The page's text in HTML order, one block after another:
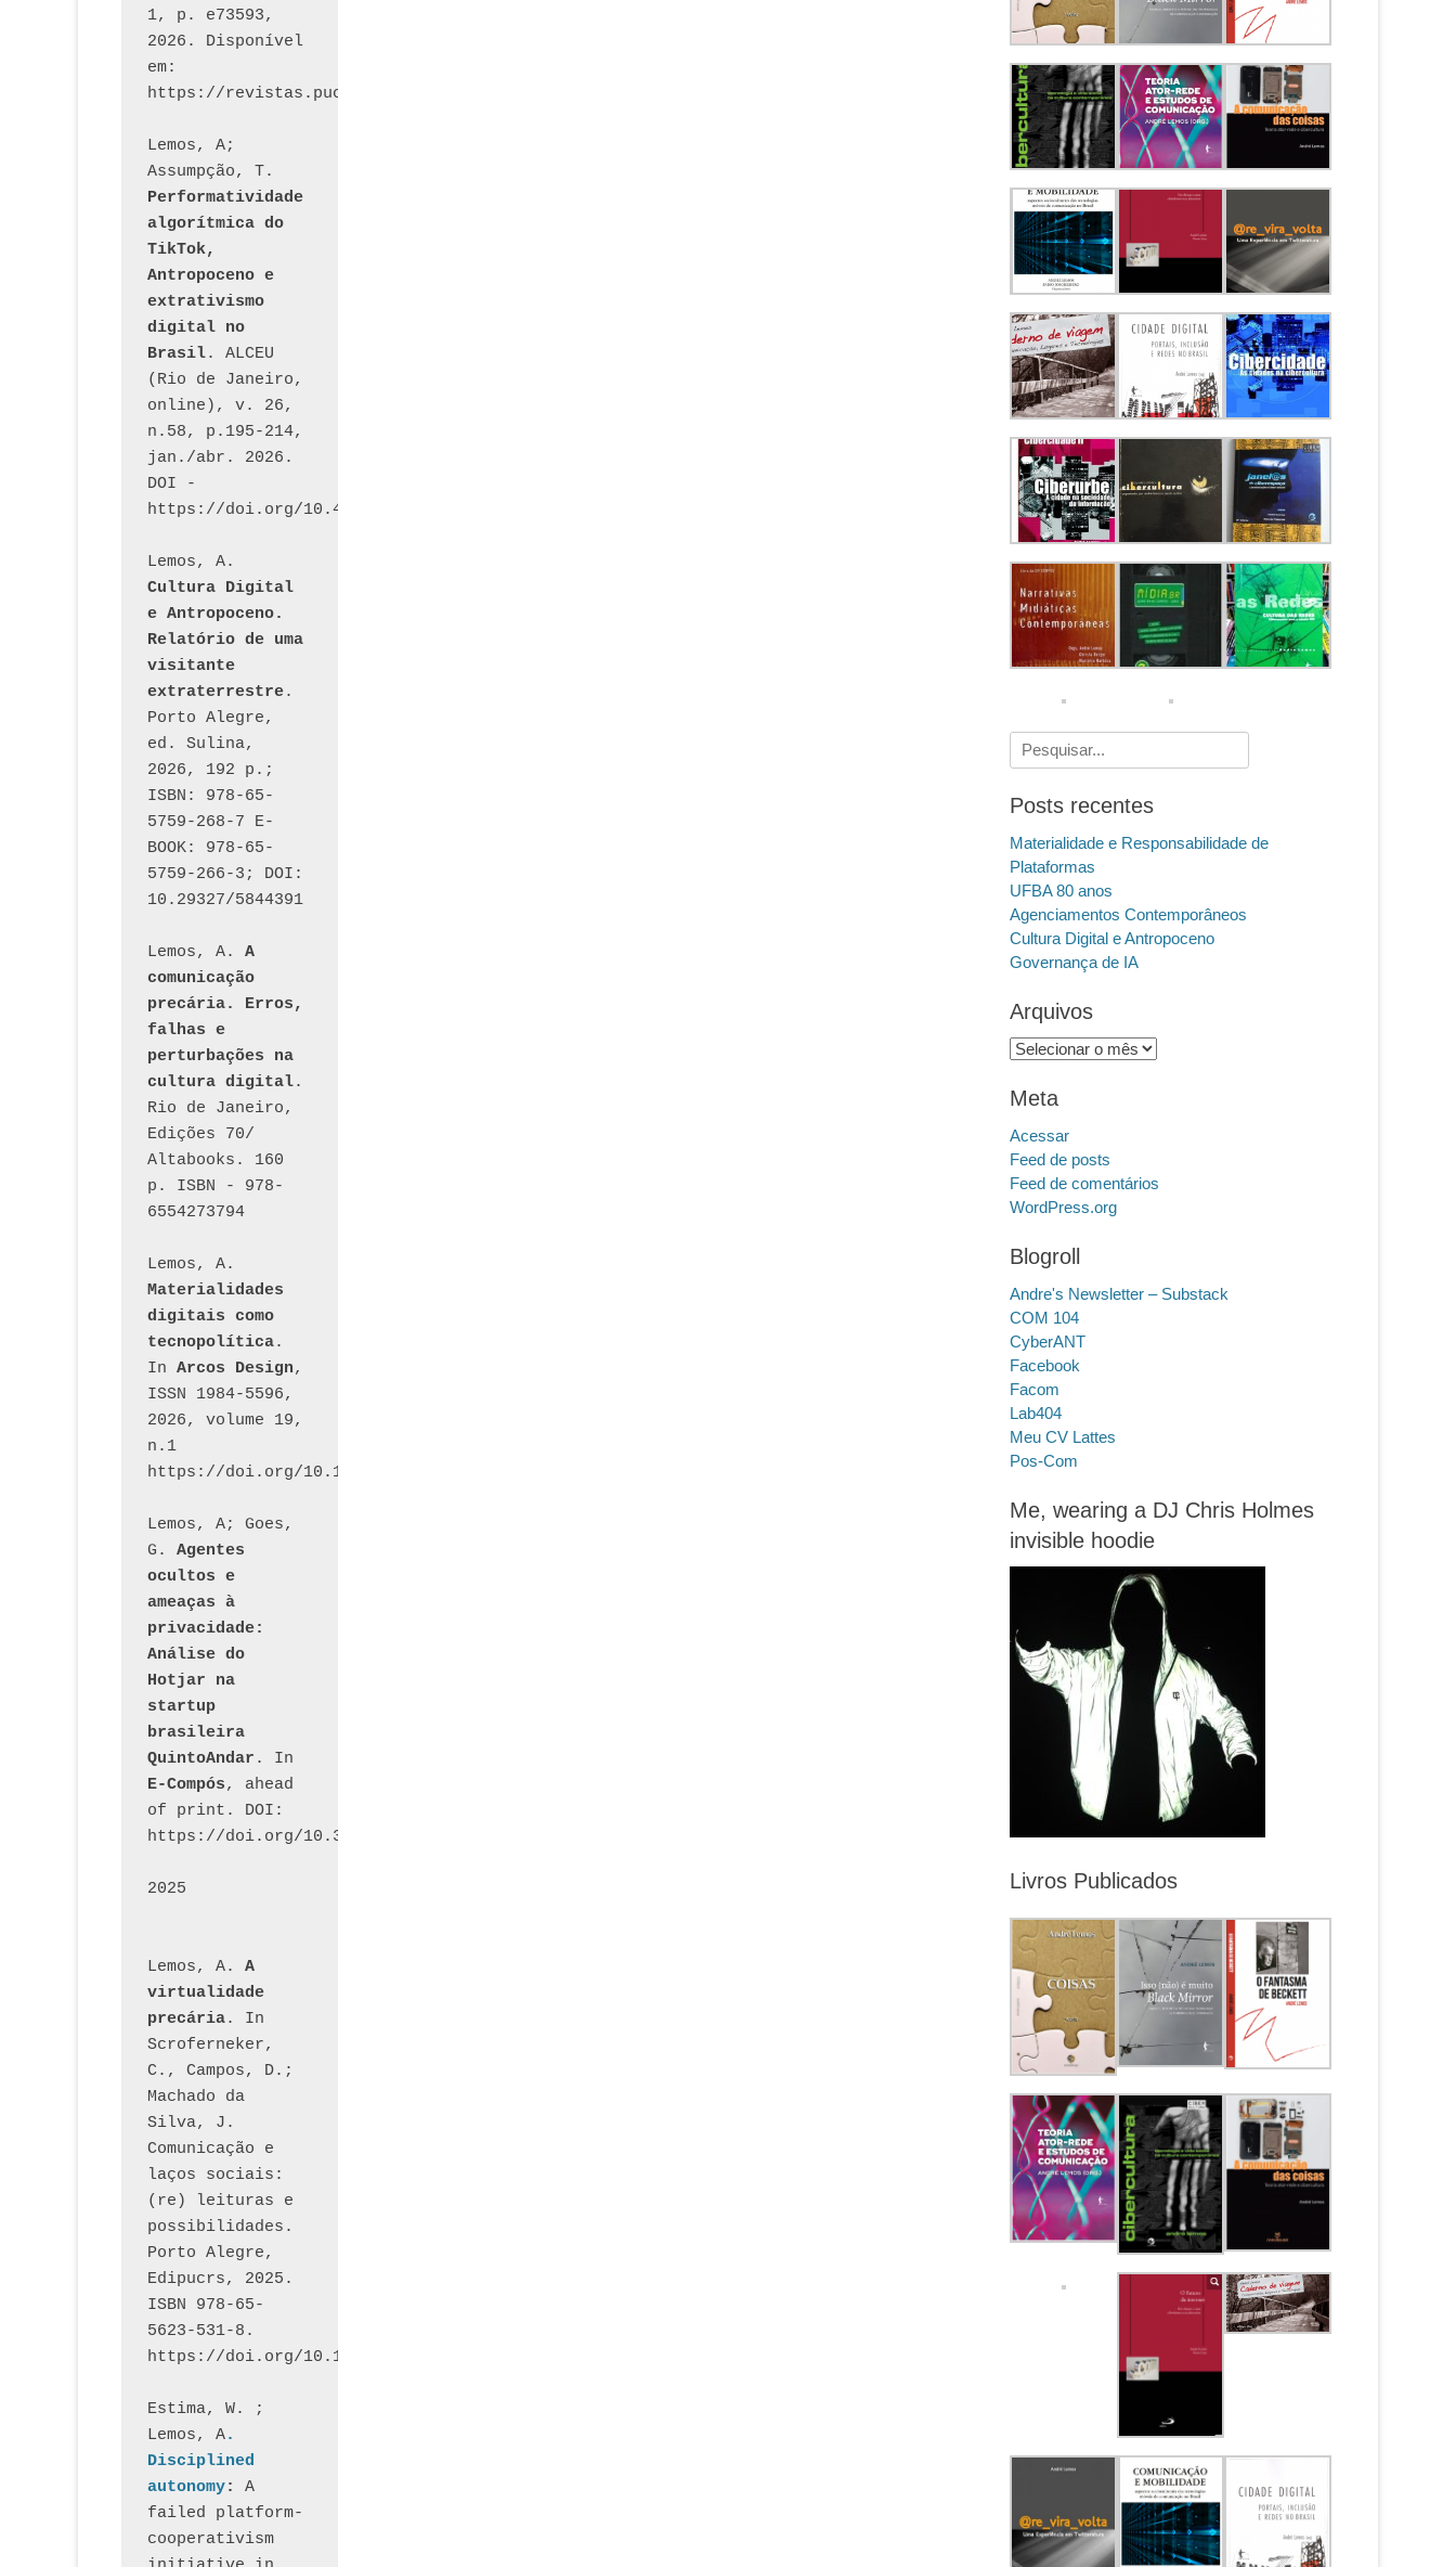
Pesquisar
por:
Posts recentes
Materialidade e Responsabilidade de
Plataformas
UFBA 80 anos
Agenciamentos Contemporâneos
Cultura Digital e Antropoceno
Governança de IA
Arquivos
Arquivos
Meta
Acessar
Feed de posts
Feed de comentários
WordPress.org
Blogroll
Andre's Newsletter – Substack
COM 104
CyberANT
Facebook
Facom
Lab404
Meu CV Lattes
Pos-Com
Me, wearing a DJ Chris Holmes
invisible hoodie
Livros Publicados
1, p. e73593,
2026. Disponível
em:
Lemos, A;
Performatividade
algorítmica do
TikTok,
Antropoceno e
extrativismo
digital no
Brasil. ALCEU
(Rio de Janeiro,
online), v. 26,
n.58, p.195-214,
jan./abr. 2026.
DOI -
https://doi.org/10.46391/ALCEU.v26.ed58.2026.528
Cultura Digital
e Antropoceno.
Relatório de uma
visitante
extraterrestre.
Porto Alegre,
ed. Sulina,
2026, 192 p.;
ISBN: 978-65-
5759-268-7 E-
BOOK: 978-65-
5759-266-3; DOI:
10.29327/5844391
Lemos, A. A
comunicação
precária. Erros,
falhas e
perturbações na
cultura digital.
Rio de Janeiro,
Edições 70/
Altabooks. 160
p. ISBN - 978-
6554273794
Materialidades
digitais como
tecnopolítica.
In Arcos Design,
ISSN 1984-5596,
2026, volume 19,
n.1
https://doi.org/10.12957/arcosdesign.2026.95390
Lemos, A; Goes,
G. Agentes
ocultos e
ameaças à
privacidade:
Análise do
Hotjar na
startup
brasileira
QuintoAndar
E-Compós, ahead
of print. DOI:
https://doi.org/10.30962/ecomps.3231
2025
Lemos, A. A
virtualidade
precária. In
Scroferneker,
C., Campos, D.;
Machado da
Silva, J.
Comunicação e
laços sociais:
(re) leituras e
possibilidades.
Porto Alegre,
Edipucrs, 2025.
ISBN 978-65-
5623-531-8.
https://doi.org/10.15448/1877.3
Estima, W. ;
Lemos, A.
Disciplined
autonomy: A
failed platform-
cooperativism